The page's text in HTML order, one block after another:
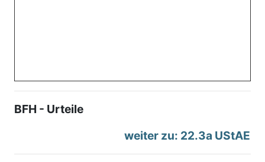
BFH - Urteile
weiter zu: 22.3a UStAE